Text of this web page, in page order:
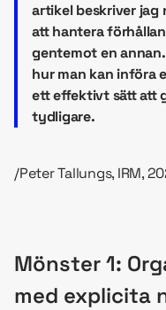
artikel beskriver jag
att hantera
gentemot en
hur man kan införa
ett effektivt sätt att
tydligare.
/Peter Tallungs, IRM,
Mönster 1:
med explicita